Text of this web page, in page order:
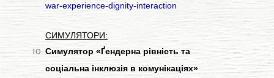
war-experience-dignity-interaction
СИМУЛЯТОРИ:
Симулятор «Ґендерна рівність та
соціальна інклюзія в комунікаціях»